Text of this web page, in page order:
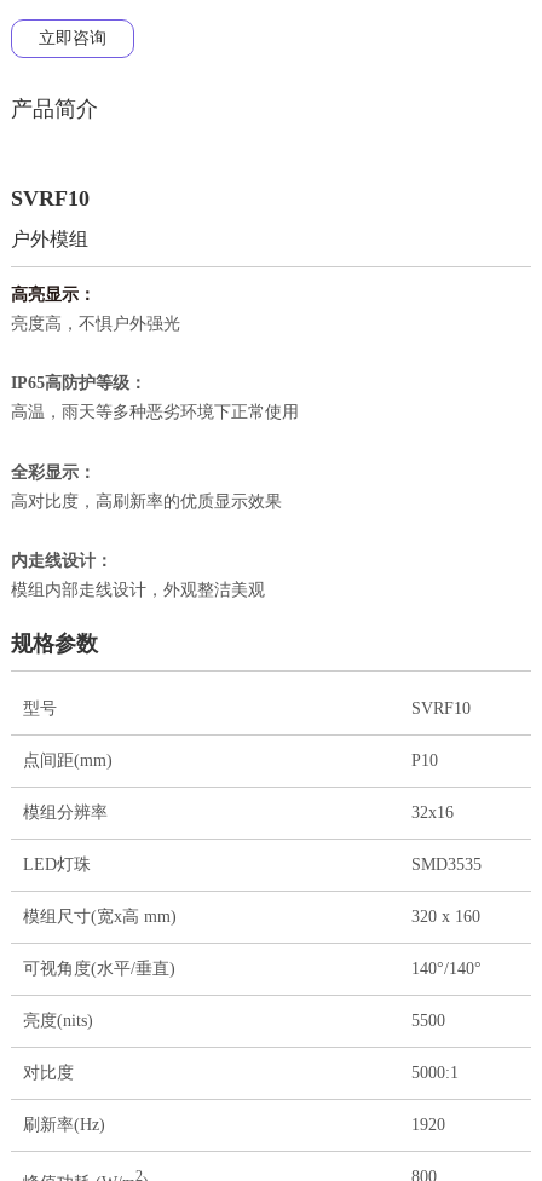
立即咨询
产品简介
SVRF10
户外模组
高亮显示：
亮度高，不惧户外强光
IP65高防护等级：
高温，雨天等多种恶劣环境下正常使用
全彩显示：
高对比度，高刷新率的优质显示效果
内走线设计：
模组内部走线设计，外观整洁美观
规格参数
型号 SVRF10
点间距(mm) P10
模组分辨率 32x16
LED灯珠 SMD3535
模组尺寸(宽x高 mm) 320 x 160
可视角度(水平/垂直) 140°/140°
亮度(nits) 5500
对比度 5000:1
刷新率(Hz) 1920
2 800